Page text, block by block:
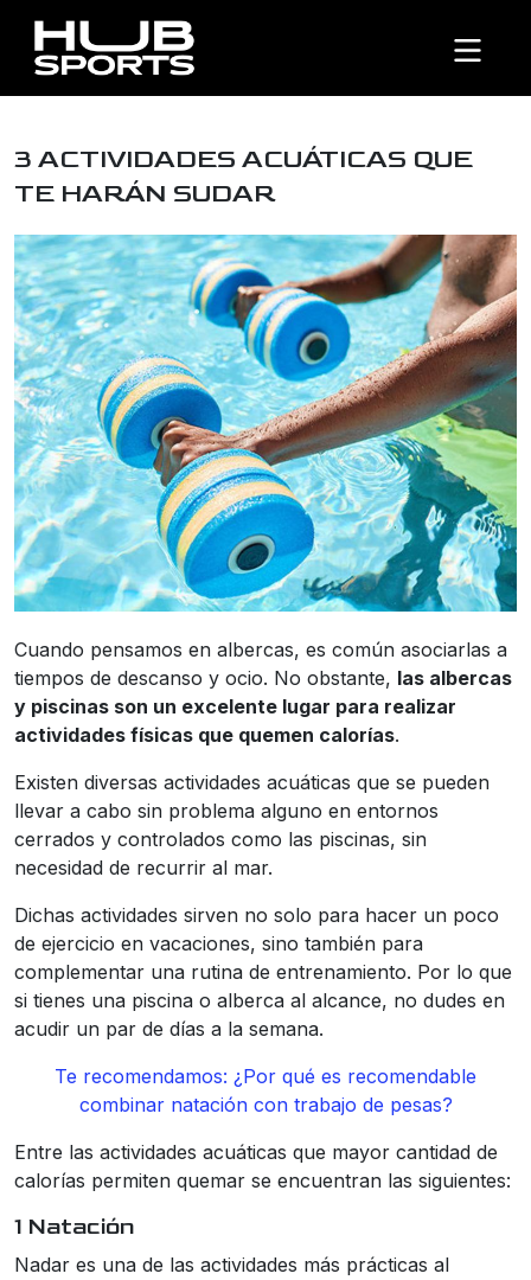
3 ACTIVIDADES ACUÁTICAS QUE
TE HARÁN SUDAR
Cuando pensamos en albercas, es común asociarlas a
tiempos de descanso y ocio. No obstante, las albercas
y piscinas son un excelente lugar para realizar
actividades físicas que quemen calorías.
Existen diversas actividades acuáticas que se pueden
llevar a cabo sin problema alguno en entornos
cerrados y controlados como las piscinas, sin
necesidad de recurrir al mar.
Dichas actividades sirven no solo para hacer un poco
de ejercicio en vacaciones, sino también para
complementar una rutina de entrenamiento. Por lo que
si tienes una piscina o alberca al alcance, no dudes en
acudir un par de días a la semana.
Te recomendamos: ¿Por qué es recomendable
combinar natación con trabajo de pesas?
Entre las actividades acuáticas que mayor cantidad de
calorías permiten quemar se encuentran las siguientes:
1 Natación
Nadar es una de las actividades más prácticas al